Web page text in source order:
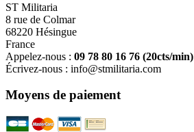
ST Militaria
8 rue de Colmar
68220 Hésingue
France
Appelez-nous : 09 78 80 16 76 (20cts/min)
Écrivez-nous : info@stmilitaria.com
Moyens de paiement